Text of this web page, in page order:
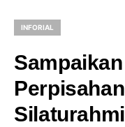
INFORIAL